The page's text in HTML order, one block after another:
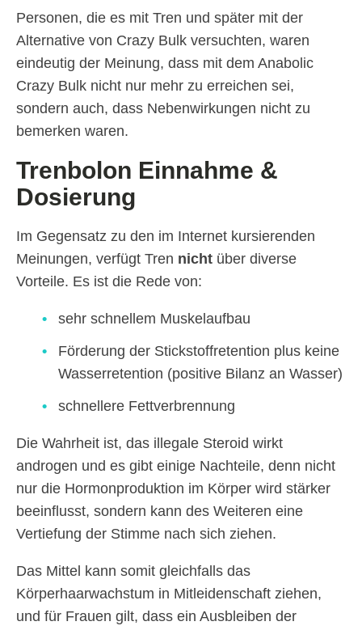
Personen, die es mit Tren und später mit der
Alternative von Crazy Bulk versuchten, waren
eindeutig der Meinung, dass mit dem Anabolic
Crazy Bulk nicht nur mehr zu erreichen sei,
sondern auch, dass Nebenwirkungen nicht zu
bemerken waren.
Trenbolon Einnahme &
Dosierung
Im Gegensatz zu den im Internet kursierenden
Meinungen, verfügt Tren nicht über diverse
Vorteile. Es ist die Rede von:
sehr schnellem Muskelaufbau
Förderung der Stickstoffretention plus keine
Wasserretention (positive Bilanz an Wasser)
schnellere Fettverbrennung
Die Wahrheit ist, das illegale Steroid wirkt
androgen und es gibt einige Nachteile, denn nicht
nur die Hormonproduktion im Körper wird stärker
beeinflusst, sondern kann des Weiteren eine
Vertiefung der Stimme nach sich ziehen.
Das Mittel kann somit gleichfalls das
Körperhaarwachstum in Mitleidenschaft ziehen,
und für Frauen gilt, dass ein Ausbleiben der